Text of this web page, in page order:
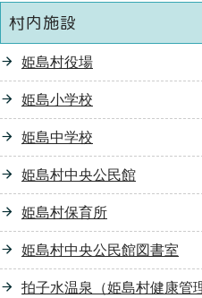
村内施設
姫島村役場
姫島小学校
姫島中学校
姫島村中央公民館
姫島村保育所
姫島村中央公民館図書室
拍子水温泉（姫島村健康管